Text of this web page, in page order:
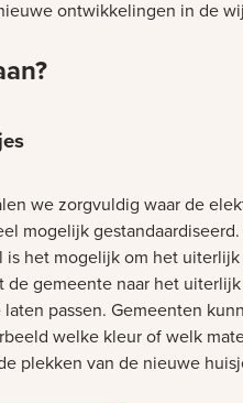
ontwikkelingen in de
we zorgvuldig waar de
mogelijk gestandaardiseerd.
is het mogelijk om het uiterlijk
gemeente naar het
passen. Gemeenten
welke kleur of welk
plekken van de nieuwe